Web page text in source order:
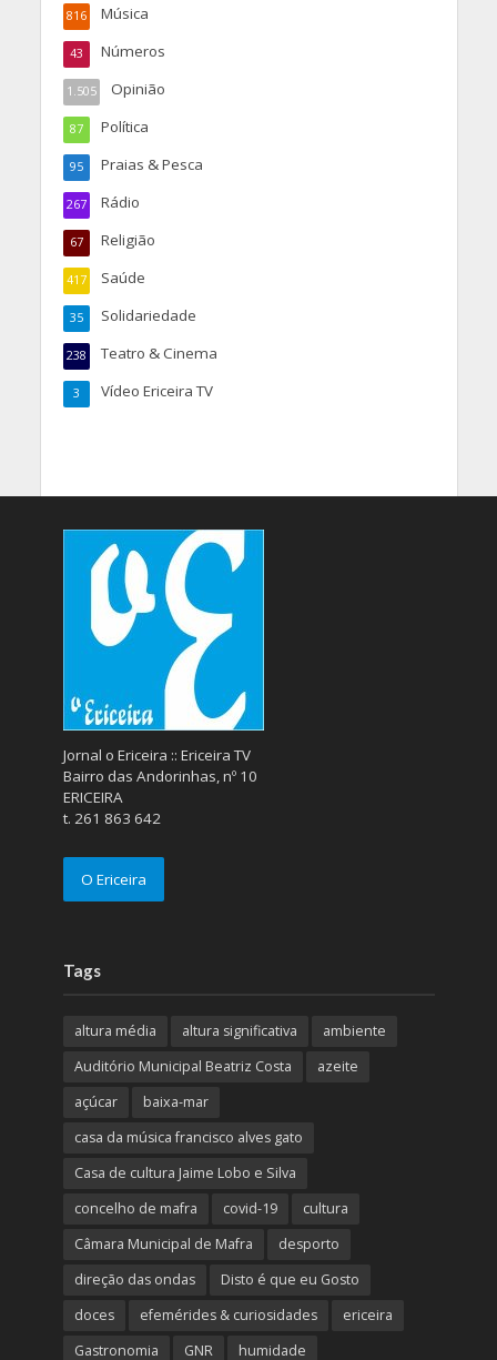
Música
816
Números
43
Opinião
1.505
Política
87
Praias & Pesca
95
Rádio
267
Religião
67
Saúde
417
Solidariedade
35
Teatro & Cinema
238
Vídeo Ericeira TV
3
Jornal o Ericeira :: Ericeira TV
Bairro das Andorinhas, nº 10
ERICEIRA
t. 261 863 642
O Ericeira
Tags
altura média altura significativa
ambiente
Auditório Municipal Beatriz Costa
azeite
açúcar
baixa-mar
casa da música francisco alves gato
Casa de cultura Jaime Lobo e Silva
concelho de mafra
covid-19
cultura
Câmara Municipal de Mafra
desporto
direção das ondas
Disto é que eu Gosto
doces
efemérides & curiosidades
ericeira
Gastronomia
GNR humidade